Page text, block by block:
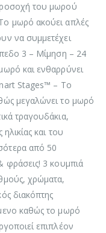
του μωρού
μωρό ακούει απλές
να συμμετέχει
3 – Μίμηση – 24
και ενθαρρύνει
Stages™ – Το
μεγαλώνει το μωρό
τραγουδάκια,
και του
από 50
φράσεις! 3 κουμπιά
χρώματα,
διακόπτης
καθώς το μωρό
επιπλέον